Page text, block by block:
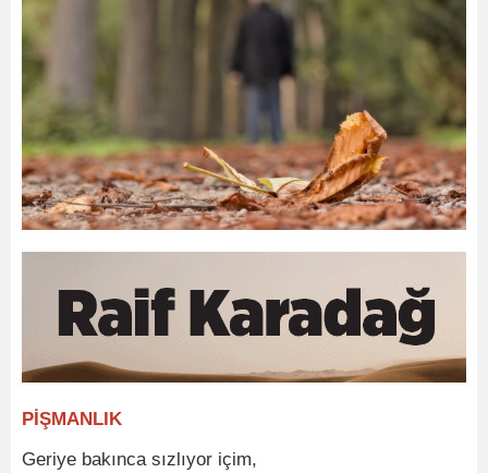
PİŞMANLIK
Geriye bakınca sızlıyor içim,